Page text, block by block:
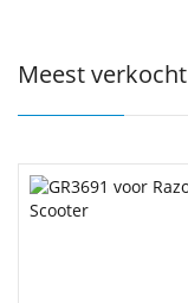
Meest verkocht